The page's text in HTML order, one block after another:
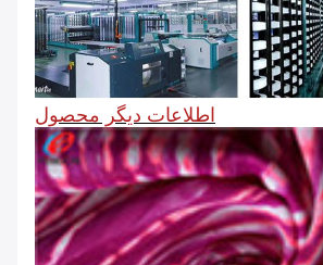
اطلاعات دیگر محصول